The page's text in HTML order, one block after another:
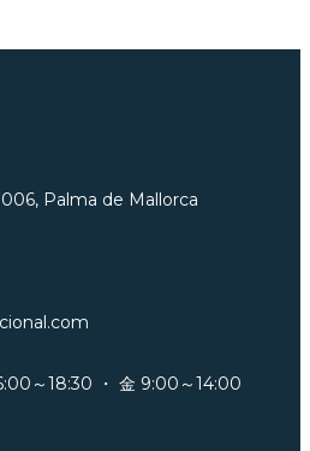
Palma de Mallorca
～18:30 ・ 金 9:00～14:00